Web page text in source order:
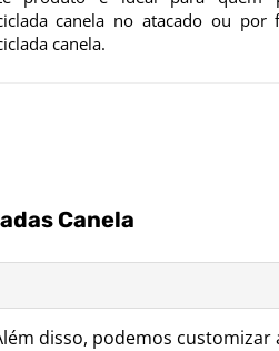
canela no atacado ou por
canela.
Canela
disso, podemos customizar